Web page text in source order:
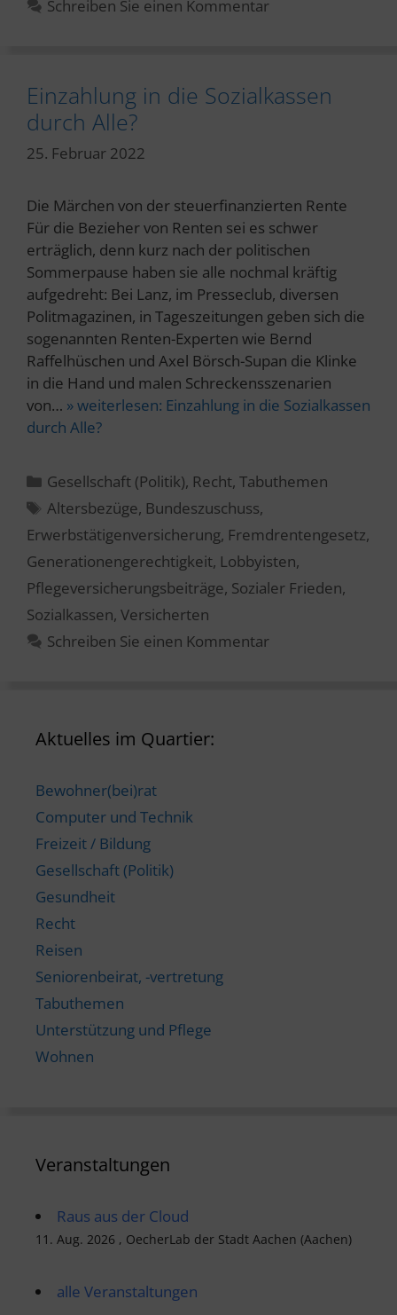
Schreiben Sie einen Kommentar
Einzahlung in die Sozialkassen
durch Alle?
25. Februar 2022
Die Märchen von der steuerfinanzierten Rente
Für die Bezieher von Renten sei es schwer
erträglich, denn kurz nach der politischen
Sommerpause haben sie alle nochmal kräftig
aufgedreht: Bei Lanz, im Presseclub, diversen
Politmagazinen, in Tageszeitungen geben sich die
sogenannten Renten-Experten wie Bernd
Raffelhüschen und Axel Börsch-Supan die Klinke
in die Hand und malen Schreckensszenarien
von… » weiterlesen: Einzahlung in die Sozialkassen
durch Alle?
Kategorien
Gesellschaft (Politik), Recht,Tabuthemen
Schlagwörter
Altersbezüge, Bundeszuschuss,
Erwerbstätigenversicherung, Fremdrentengesetz,
Generationengerechtigkeit, Lobbyisten,
Pflegeversicherungsbeiträge, Sozialer Frieden,
Sozialkassen, Versicherten
Schreiben Sie einen Kommentar
Aktuelles im Quartier:
Bewohner(bei)rat
Computer und Technik
Freizeit / Bildung
Gesellschaft (Politik)
Gesundheit
Recht
Reisen
Seniorenbeirat, -vertretung
Tabuthemen
Unterstützung und Pflege
Wohnen
Veranstaltungen
Raus aus der Cloud
11. Aug. 2026 , OecherLab der Stadt Aachen (Aachen)
alle Veranstaltungen